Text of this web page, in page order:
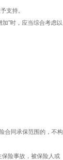
支持。
”时，应当综合考虑以
合同承保范围的，不构
险事故，被保险人或